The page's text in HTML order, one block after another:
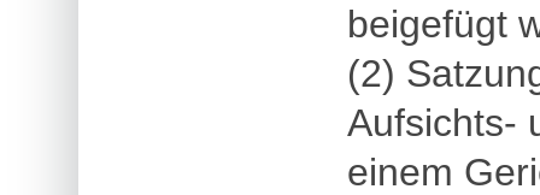
beigefügt
(2)
Aufsichts-
einem